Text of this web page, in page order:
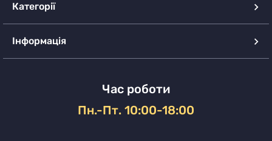
Категорії
Інформація
Час роботи
Пн.-Пт. 10:00-18:00